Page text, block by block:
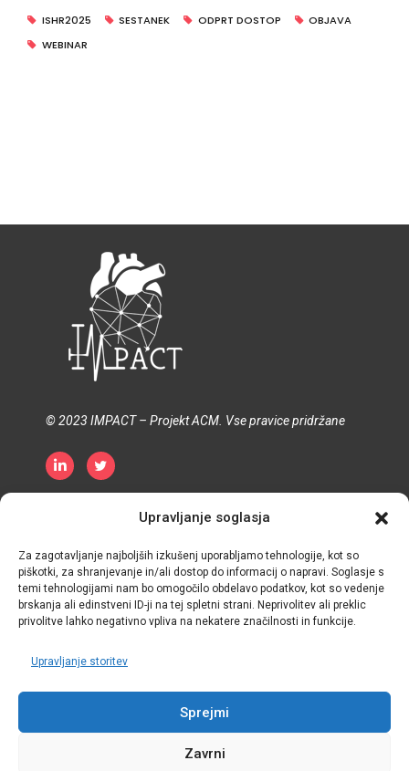
Upravljanje soglasja
Za zagotavljanje najboljših izkušenj uporabljamo tehnologije, kot so
piškotki, za shranjevanje in/ali dostop do informacij o napravi. Soglasje s
temi tehnologijami nam bo omogočilo obdelavo podatkov, kot so vedenje
brskanja ali edinstveni ID-ji na tej spletni strani. Neprivolitev ali preklic
privolitve lahko negativno vpliva na nekatere značilnosti in funkcije.
Upravljanje storitev
Sprejmi
Zavrni
ISHR2025 SESTANEK ODPRT DOSTOP
OBJAVA
WEBINAR
© 2023 IMPACT – Projekt ACM. Vse pravice pridržane
Pogoji in določila